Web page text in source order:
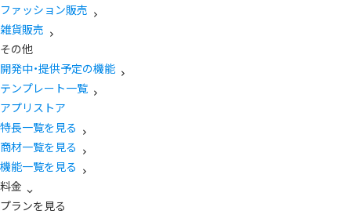
ファッション販売
雑貨販売
その他
開発中・提供予定の機能
テンプレート一覧
アプリストア
特長一覧を見る
商材一覧を見る
機能一覧を見る
料金
プランを見る